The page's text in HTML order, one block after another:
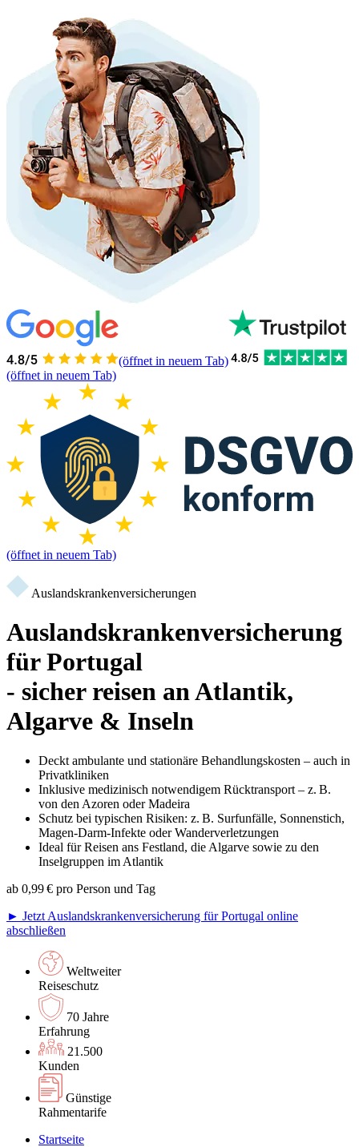
(öffnet in neuem Tab)
(öffnet in neuem Tab)
(öffnet in neuem Tab)
Auslandskrankenversicherungen
Auslandskrankenversicherung
für Portugal
- sicher reisen an Atlantik,
Algarve & Inseln
Deckt ambulante und stationäre Behandlungskosten – auch in
Privatkliniken
Inklusive medizinisch notwendigem Rücktransport – z. B.
von den Azoren oder Madeira
Schutz bei typischen Risiken: z. B. Surfunfälle, Sonnenstich,
Magen-Darm-Infekte oder Wanderverletzungen
Ideal für Reisen ans Festland, die Algarve sowie zu den
Inselgruppen im Atlantik
ab 0,99 € pro Person und Tag
► Jetzt Auslandskrankenversicherung für Portugal online
abschließen
Weltweiter
Reiseschutz
70 Jahre
Erfahrung
21.500
Kunden
Günstige
Rahmentarife
Startseite